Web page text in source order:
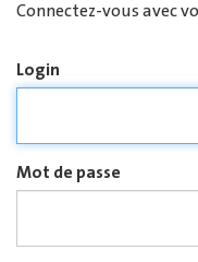
Connectez-vous avec
Login
Mot de passe